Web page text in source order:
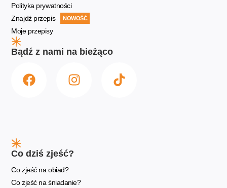
Polityka prywatności
Znajdź przepis
NOWOŚĆ
Moje przepisy
Bądź z nami na bieżąco
Co dziś zjeść?
Co zjeść na obiad?
Co zjeść na śniadanie?